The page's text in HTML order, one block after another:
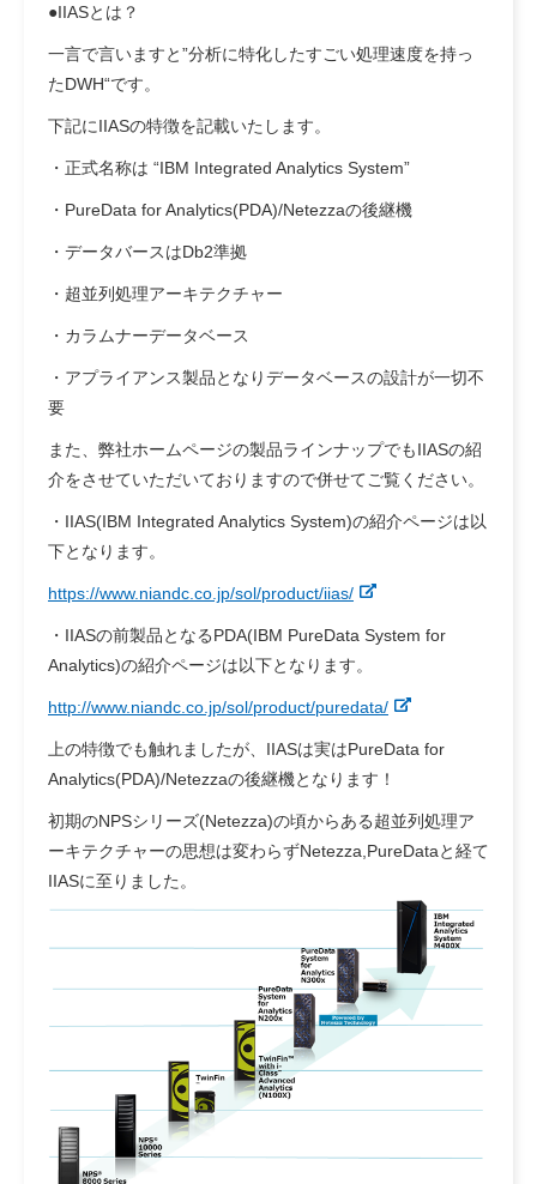
●IIASとは？
一言で言いますと”分析に特化したすごい処理速度を持っ
たDWH“です。
下記にIIASの特徴を記載いたします。
・正式名称は “IBM Integrated Analytics System”
・PureData for Analytics(PDA)/Netezzaの後継機
・データバースはDb2準拠
・超並列処理アーキテクチャー
・カラムナーデータベース
・アプライアンス製品となりデータベースの設計が一切不
要
また、弊社ホームページの製品ラインナップでもIIASの紹
介をさせていただいておりますので併せてご覧ください。
・IIAS(IBM Integrated Analytics System)の紹介ページは以
下となります。
https://www.niandc.co.jp/sol/product/iias/
・IIASの前製品となるPDA(IBM PureData System for
Analytics)の紹介ページは以下となります。
http://www.niandc.co.jp/sol/product/puredata/
上の特徴でも触れましたが、IIASは実はPureData for
Analytics(PDA)/Netezzaの後継機となります！
初期のNPSシリーズ(Netezza)の頃からある超並列処理ア
ーキテクチャーの思想は変わらずNetezza,PureDataと経て
IIASに至りました。